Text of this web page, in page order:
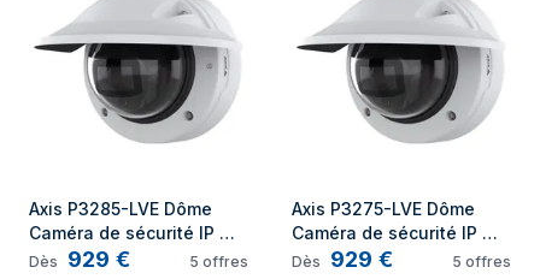
Axis P3285-LVE Dôme
Caméra de sécurité IP
Intérieure et extérieure
Dès 929 € 5 offres
Axis P3275-LVE Dôme
Caméra de sécurité IP
Intérieure et extérieure
Dès 929 € 5 offres